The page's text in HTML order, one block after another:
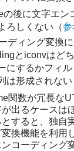
の後に文字エン
ろしくない（参
ディング変換
とiconvはど
にするかフィ
は形成されない
関数が冗長な
出るケースは
すると、独自
換機能を利用
コーディング